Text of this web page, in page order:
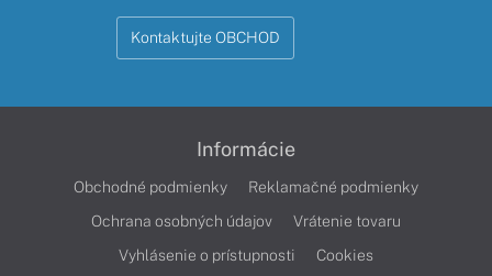
Kontaktujte OBCHOD
Informácie
Obchodné podmienky
Reklamačné podmienky
Ochrana osobných údajov
Vrátenie tovaru
Vyhlásenie o prístupnosti
Cookies